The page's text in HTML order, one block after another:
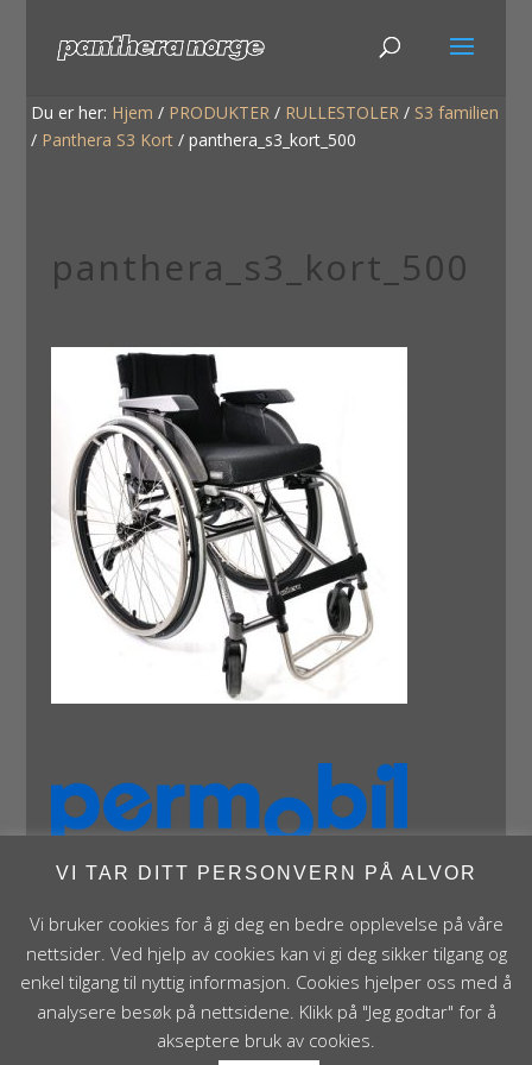
Du er her: Hjem / PRODUKTER / RULLESTOLER / S3 familien
/ Panthera S3 Kort /panthera_s3_kort_500
panthera_s3_kort_500
Panthera Norge AS • Røykenveien 142A • NO - 1386
Asker • Norge • post@panthera.no • Tlf: 90 24 55 55 •
VI TAR DITT PERSONVERN PÅ ALVOR
Vi bruker cookies for å gi deg en bedre opplevelse på våre
nettsider. Ved hjelp av cookies kan vi gi deg sikker tilgang og
enkel tilgang til nyttig informasjon. Cookies hjelper oss med å
analysere besøk på nettsidene. Klikk på "Jeg godtar" for å
akseptere bruk av cookies.